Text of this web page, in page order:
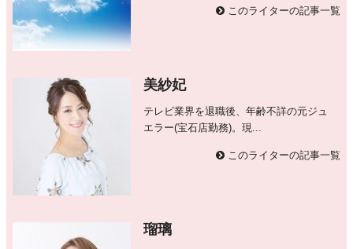
このライターの記事一覧
美紗妃
テレビ業界を退職後、年齢不詳の元ジュ
エラー(宝石店勤務)。現...
このライターの記事一覧
瑠璃